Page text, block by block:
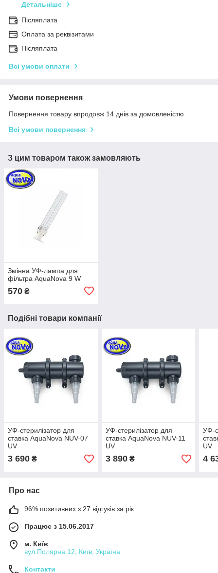
Детальніше
Післяплата
Оплата за реквізитами
Післяплата
Всі умови оплати
Умови повернення
Повернення товару впродовж 14 днів за домовленістю
Всі умови повернення
З цим товаром також замовляють
Змінна УФ-лампа для
фільтра AquaNova 9 W
570 ₴
Подібні товари компанії
УФ-стерилізатор для
ставка AquaNova NUV-07
UV
3 690 ₴
УФ-стерилізатор для
ставка AquaNova NUV-11
UV
3 890₴
УФ-
UV
4
Про нас
96% позитивних з 27 відгуків за рік
Працює з 15.06.2017
м. Київ
вул.Полярна 12, Київ, Україна
Контакти